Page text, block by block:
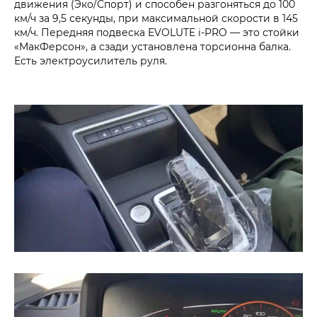
движения (Эко/Спорт) и способен разгоняться до 100
км/ч за 9,5 секунды, при максимальной скорости в 145
км/ч. Передняя подвеска EVOLUTE i‑PRO — это стойки
«МакФерсон», а сзади установлена торсионна балка.
Есть электроусилитель руля.